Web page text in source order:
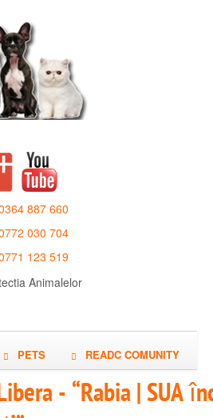
887 660
030 704
123 519
Animalelor
PETS READC COMUNITY
- “Rabia |